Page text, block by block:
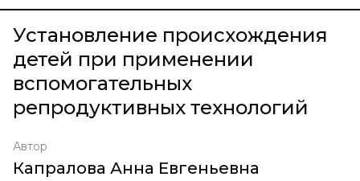
Установление происхождения
детей при применении
вспомогательных
репродуктивных технологий
Автор
Капралова Анна Евгеньевна